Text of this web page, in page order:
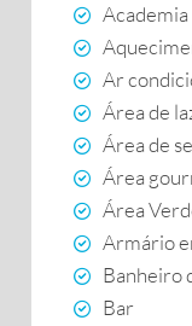
Academia
Ar
Área de
Área de
Área
Área
Armário
Banheiro
Bar